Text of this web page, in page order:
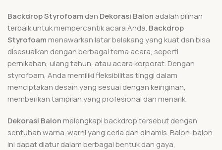
Backdrop Styrofoam dan Dekorasi Balon adalah pilihan
terbaik untuk mempercantik acara Anda. Backdrop
Styrofoam menawarkan latar belakang yang kuat dan bisa
disesuaikan dengan berbagai tema acara, seperti
pernikahan, ulang tahun, atau acara korporat. Dengan
styrofoam, Anda memiliki fleksibilitas tinggi dalam
menciptakan desain yang sesuai dengan keinginan,
memberikan tampilan yang profesional dan menarik.
Dekorasi Balon melengkapi backdrop tersebut dengan
sentuhan warna-warni yang ceria dan dinamis. Balon-balon
ini dapat diatur dalam berbagai bentuk dan gaya,